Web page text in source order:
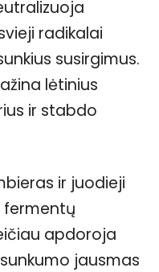
radikalai
susirgimus.
lėtinius
ir stabdo
ir juodieji
fermentų
apdoroja
jausmas